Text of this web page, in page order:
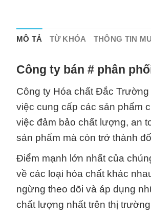
MÔ TẢ TỪ KHÓA THÔNG TIN
Công ty bán # phân
Công ty Hóa chất Đắc
việc cung cấp các sản phẩm
việc đảm bảo chất lượng, an
sản phẩm mà còn trở thành
Điểm mạnh lớn nhất của
về các loại hóa chất khác
ngừng theo dõi và áp dụng
chất lượng nhất trên thị